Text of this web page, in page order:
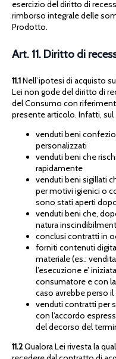
esercizio del diritto di
rimborso integrale delle
Prodotto.
Art. 11. Diritto di
11.1Nell’ipotesi di acquisto
Lei non gode del diritto di
del Consumo con
presente articolo. Infatti,
venduti beni
personalizzati
venduti beni che
rapidamente
venduti beni sigillati
per motivi igienici o
sono stati aperti
venduti beni che,
natura
conclusi contratti in
forniti contenuti
materiale (es.:
l’esecuzione e’
consumatore e con
caso avrebbe perso
venduti contratti per
con l’accordo
del decorso del
11.2Qualora Lei rivesta la